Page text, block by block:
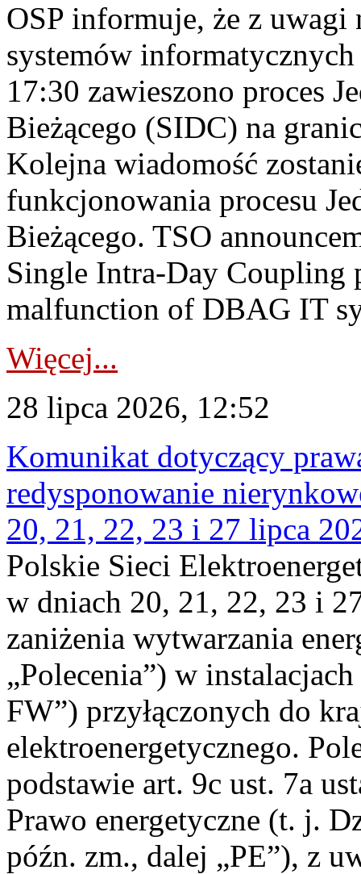
OSP informuje, że z uwagi
systemów
17:30 zawieszono proces
Bieżącego (SIDC) na
Kolejna wiadomość
funkcjonowania procesu
Bieżącego. TSO
Single Intra-Day Coupling
malfunction of DBAG IT
Więcej...
28 lipca 2026, 12:52
Komunikat dotyczący
redysponowanie
20, 21, 22, 23 i 27 lipca
Polskie Sieci
w dniach 20, 21, 22, 23 i
zaniżenia wytwarzania
„Polecenia”) w
FW”) przyłączonych do
elektroenergetycznego.
podstawie art. 9c ust. 7a
Prawo energetyczne (t. j.
późn. zm., dalej „PE”), z